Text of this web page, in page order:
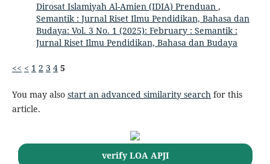
Dirosat Islamiyah Al-Amien (IDIA) Prenduan ,
Semantik : Jurnal Riset Ilmu Pendidikan, Bahasa dan
Budaya: Vol. 3 No. 1 (2025): February : Semantik :
Jurnal Riset Ilmu Pendidikan, Bahasa dan Budaya
<< < 1 2 3 4 5
You may also start an advanced similarity search for this
article.
verify LOA APJI